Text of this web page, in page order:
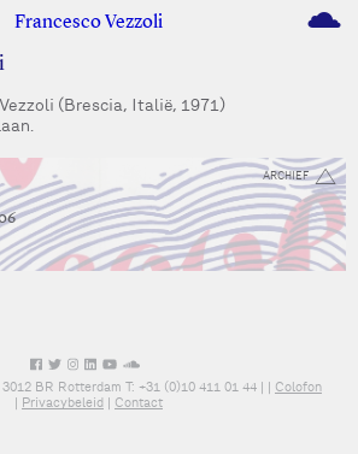
Francesco Vezzoli M
(Brescia, Italië, 1971)
ARCHIEF
BR Rotterdam T: +31 (0)10 411 01 44 | | Colofon
| Privacybeleid| Contact